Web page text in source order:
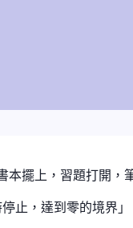
本擺上，習題打開
止，達到零的境界